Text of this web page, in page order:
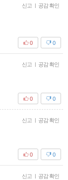
신고 | 공감 확인
0
0
신고 | 공감 확인
0
0
신고 | 공감 확인
0
0
신고 | 공감 확인